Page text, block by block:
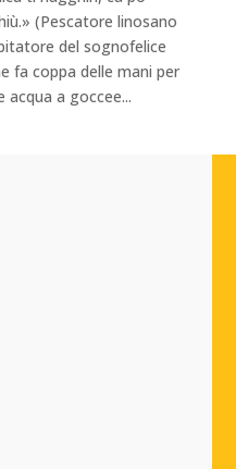
(Pescatore linosano
del sognofelice
fa coppa delle mani per
a goccee...